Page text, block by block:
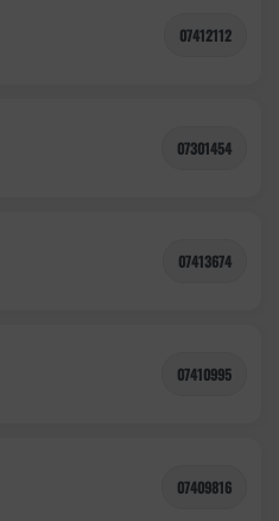
07412112
07301454
07413674
07410995
07409816